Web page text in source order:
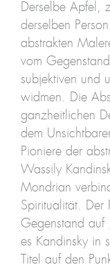
Derselbe Apfel,
derselben
abstrakten
vom
subjektiven und
widmen. Die
ganzheitlichen
dem
Pioniere der
Wassily
Mondrian
Spiritualität. Der
Gegenstand auf
es Kandinsky in
Titel auf den